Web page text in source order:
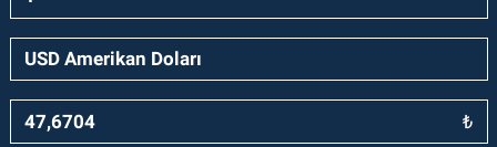
₺